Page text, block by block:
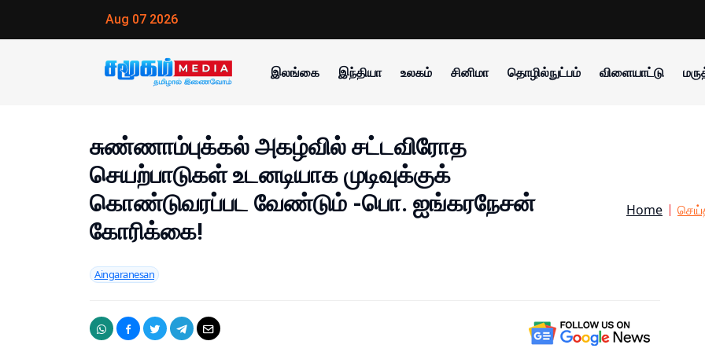
Aug 07 2026
இலங்கை இந்தியா உலகம் சினிமா தொழில்நுட்பம் விளையாட்டு
சுண்ணாம்புக்கல் அகழ்வில் சட்டவிரோத
செயற்பாடுகள் உடனடியாக முடிவுக்குக்
கொண்டுவரப்பட வேண்டும் -பொ. ஐங்கரநேசன்
கோரிக்கை!
Aingaranesan
Home